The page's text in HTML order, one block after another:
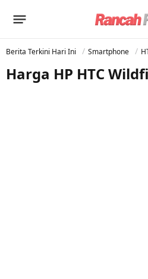
Berita Terkini Hari Ini Smartphone
Harga HP HTC